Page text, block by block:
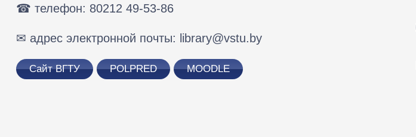
☎ телефон: 80212 49-53-86
✉ адрес электронной почты: library@vstu.by
Сайт ВГТУ POLPRED MOODLE